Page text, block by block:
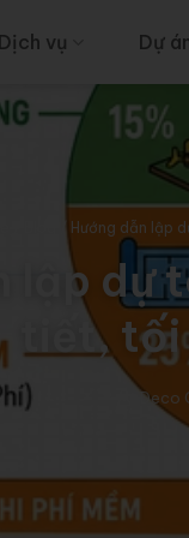
Dịch vụ Dự
Hướng dẫn lập
lập dự
tiết,
Deco